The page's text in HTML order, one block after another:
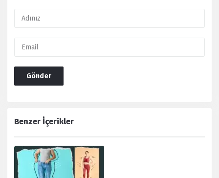
Benzer İçerikler